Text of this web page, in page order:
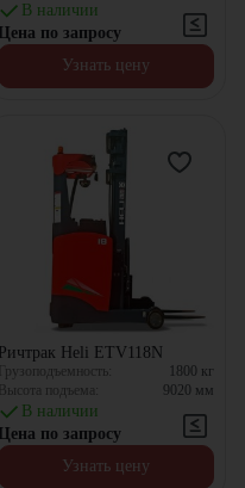
В наличии
Цена по запросу
Узнать цену
Ричтрак Heli ETV118N
Грузоподъемность: 1800 кг
Высота подъема:
9020 мм
В наличии
Цена по запросу
Узнать цену